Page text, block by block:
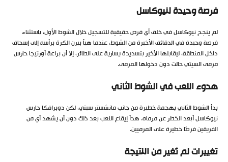
فرصة وحيدة لنيوكاسل
لم ينجح نيوكاسل في خلق أي فرص حقيقية للتسجيل خلال الشوط الأول، باستثناء
فرصة وحيدة في الدقائق الأخيرة من الشوط، عندما هيأ بيرن الكرة برأسه إلى إسحاق
داخل المنطقة، ليقابلها الأخير بتسديدة يسارية على الطائر، إلا أن براعة أورتيجا حارس
مرمى السيتي حالت دون دخولها المرمى.
هدوء اللعب في الشوط الثاني
بدأ الشوط الثاني بهجمة خطيرة من جانب مانشستر سيتي، لكن دوبرافكا حارس
نيوكاسل أبعد الخطر عن مرماه. هدأ إيقاع اللعب بعد ذلك دون أن يشهد أي من
الفريقين فرصًا خطيرة على المرميين.
تغييرات لم تُغير من النتيجة